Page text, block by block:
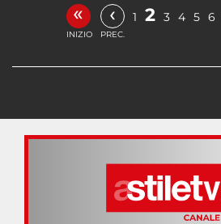
«
INIZIO
‹
PREC.
1 2 3 4 5 6